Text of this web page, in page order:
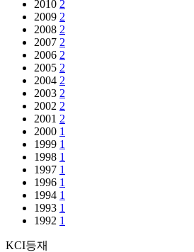
2010 2
2009 2
2008 2
2007 2
2006 2
2005 2
2004 2
2003 2
2002 2
2001 2
2000 1
1999 1
1998 1
1997 1
1996 1
1994 1
1993 1
1992 1
KCI등재